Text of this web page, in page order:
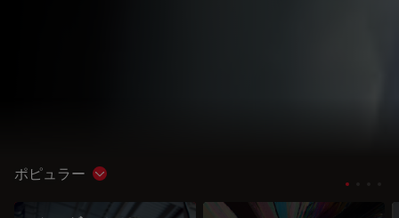
ポピュラー Show subnavigation